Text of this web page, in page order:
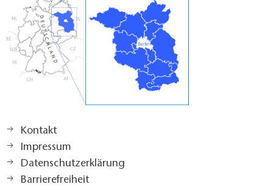
Kontakt
Impressum
Datenschutzerklärung
Barrierefreiheit